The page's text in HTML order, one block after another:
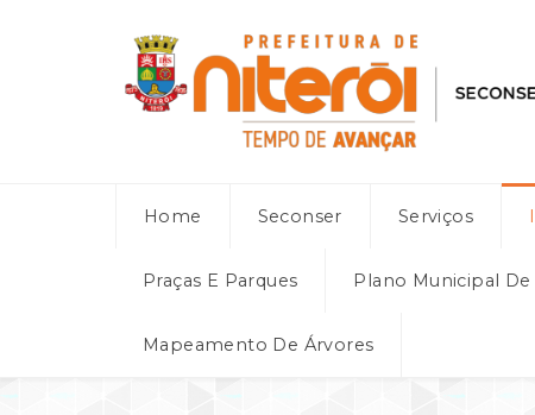
Home Seconser Serviços
Praças E Parques Plano Municipal
Mapeamento De Árvores